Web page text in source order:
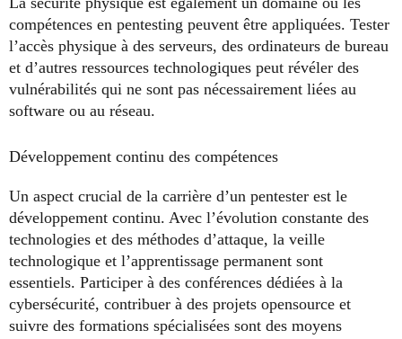
compétences en pentesting peuvent être appliquées. Tester
l’accès physique à des serveurs, des ordinateurs de bureau
et d’autres ressources technologiques peut révéler des
vulnérabilités qui ne sont pas nécessairement liées au
software ou au réseau.
Développement continu des compétences
Un aspect crucial de la carrière d’un pentester est le
développement continu. Avec l’évolution constante des
technologies et des méthodes d’attaque, la veille
technologique et l’apprentissage permanent sont
essentiels. Participer à des conférences dédiées à la
cybersécurité, contribuer à des projets opensource et
suivre des formations spécialisées sont des moyens